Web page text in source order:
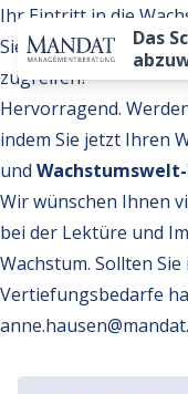
Das
Ihr Eintritt in die
Sie möchten auf
zugreifen?
Hervorragend.
indem Sie jetzt Ihren
und
Wir wünschen Ihnen
bei der Lektüre und
Wachstum. Sollten
Vertiefungsbedarfe